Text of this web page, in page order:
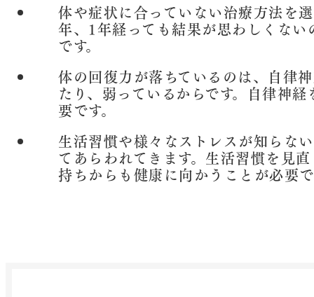
体や症状に合っていない治療方法を
年、1年経っても結果が思わしくな
です。
体の回復力が落ちているのは、自律
たり、弱っているからです。自律神
要です。
生活習慣や様々なストレスが知らな
てあらわれてきます。生活習慣を見
持ちからも健康に向かうことが必要